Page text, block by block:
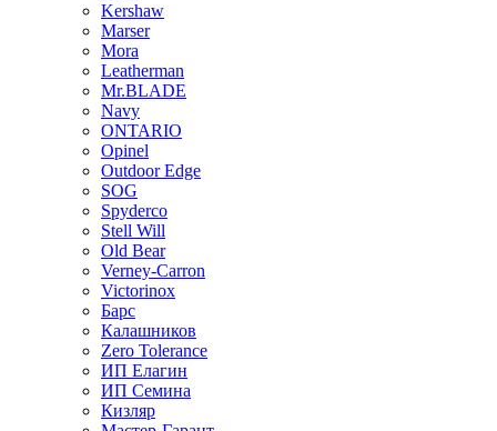
Kershaw
Marser
Mora
Leatherman
Mr.BLADE
Navy
ONTARIO
Opinel
Outdoor Edge
SOG
Spyderco
Stell Will
Old Bear
Verney-Carron
Victorinox
Барс
Калашников
Zero Tolerance
ИП Елагин
ИП Семина
Кизляр